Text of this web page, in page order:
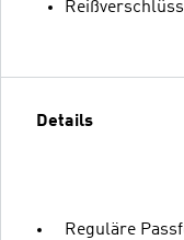
Details
Reguläre